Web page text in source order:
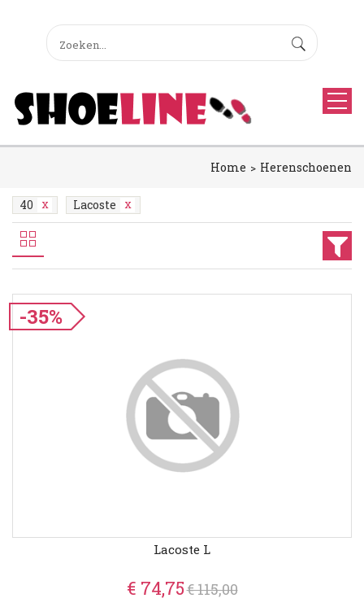
Home Herenschoenen
40 Lacoste
-35%
Lacoste L
€ 74,75€ 115,00